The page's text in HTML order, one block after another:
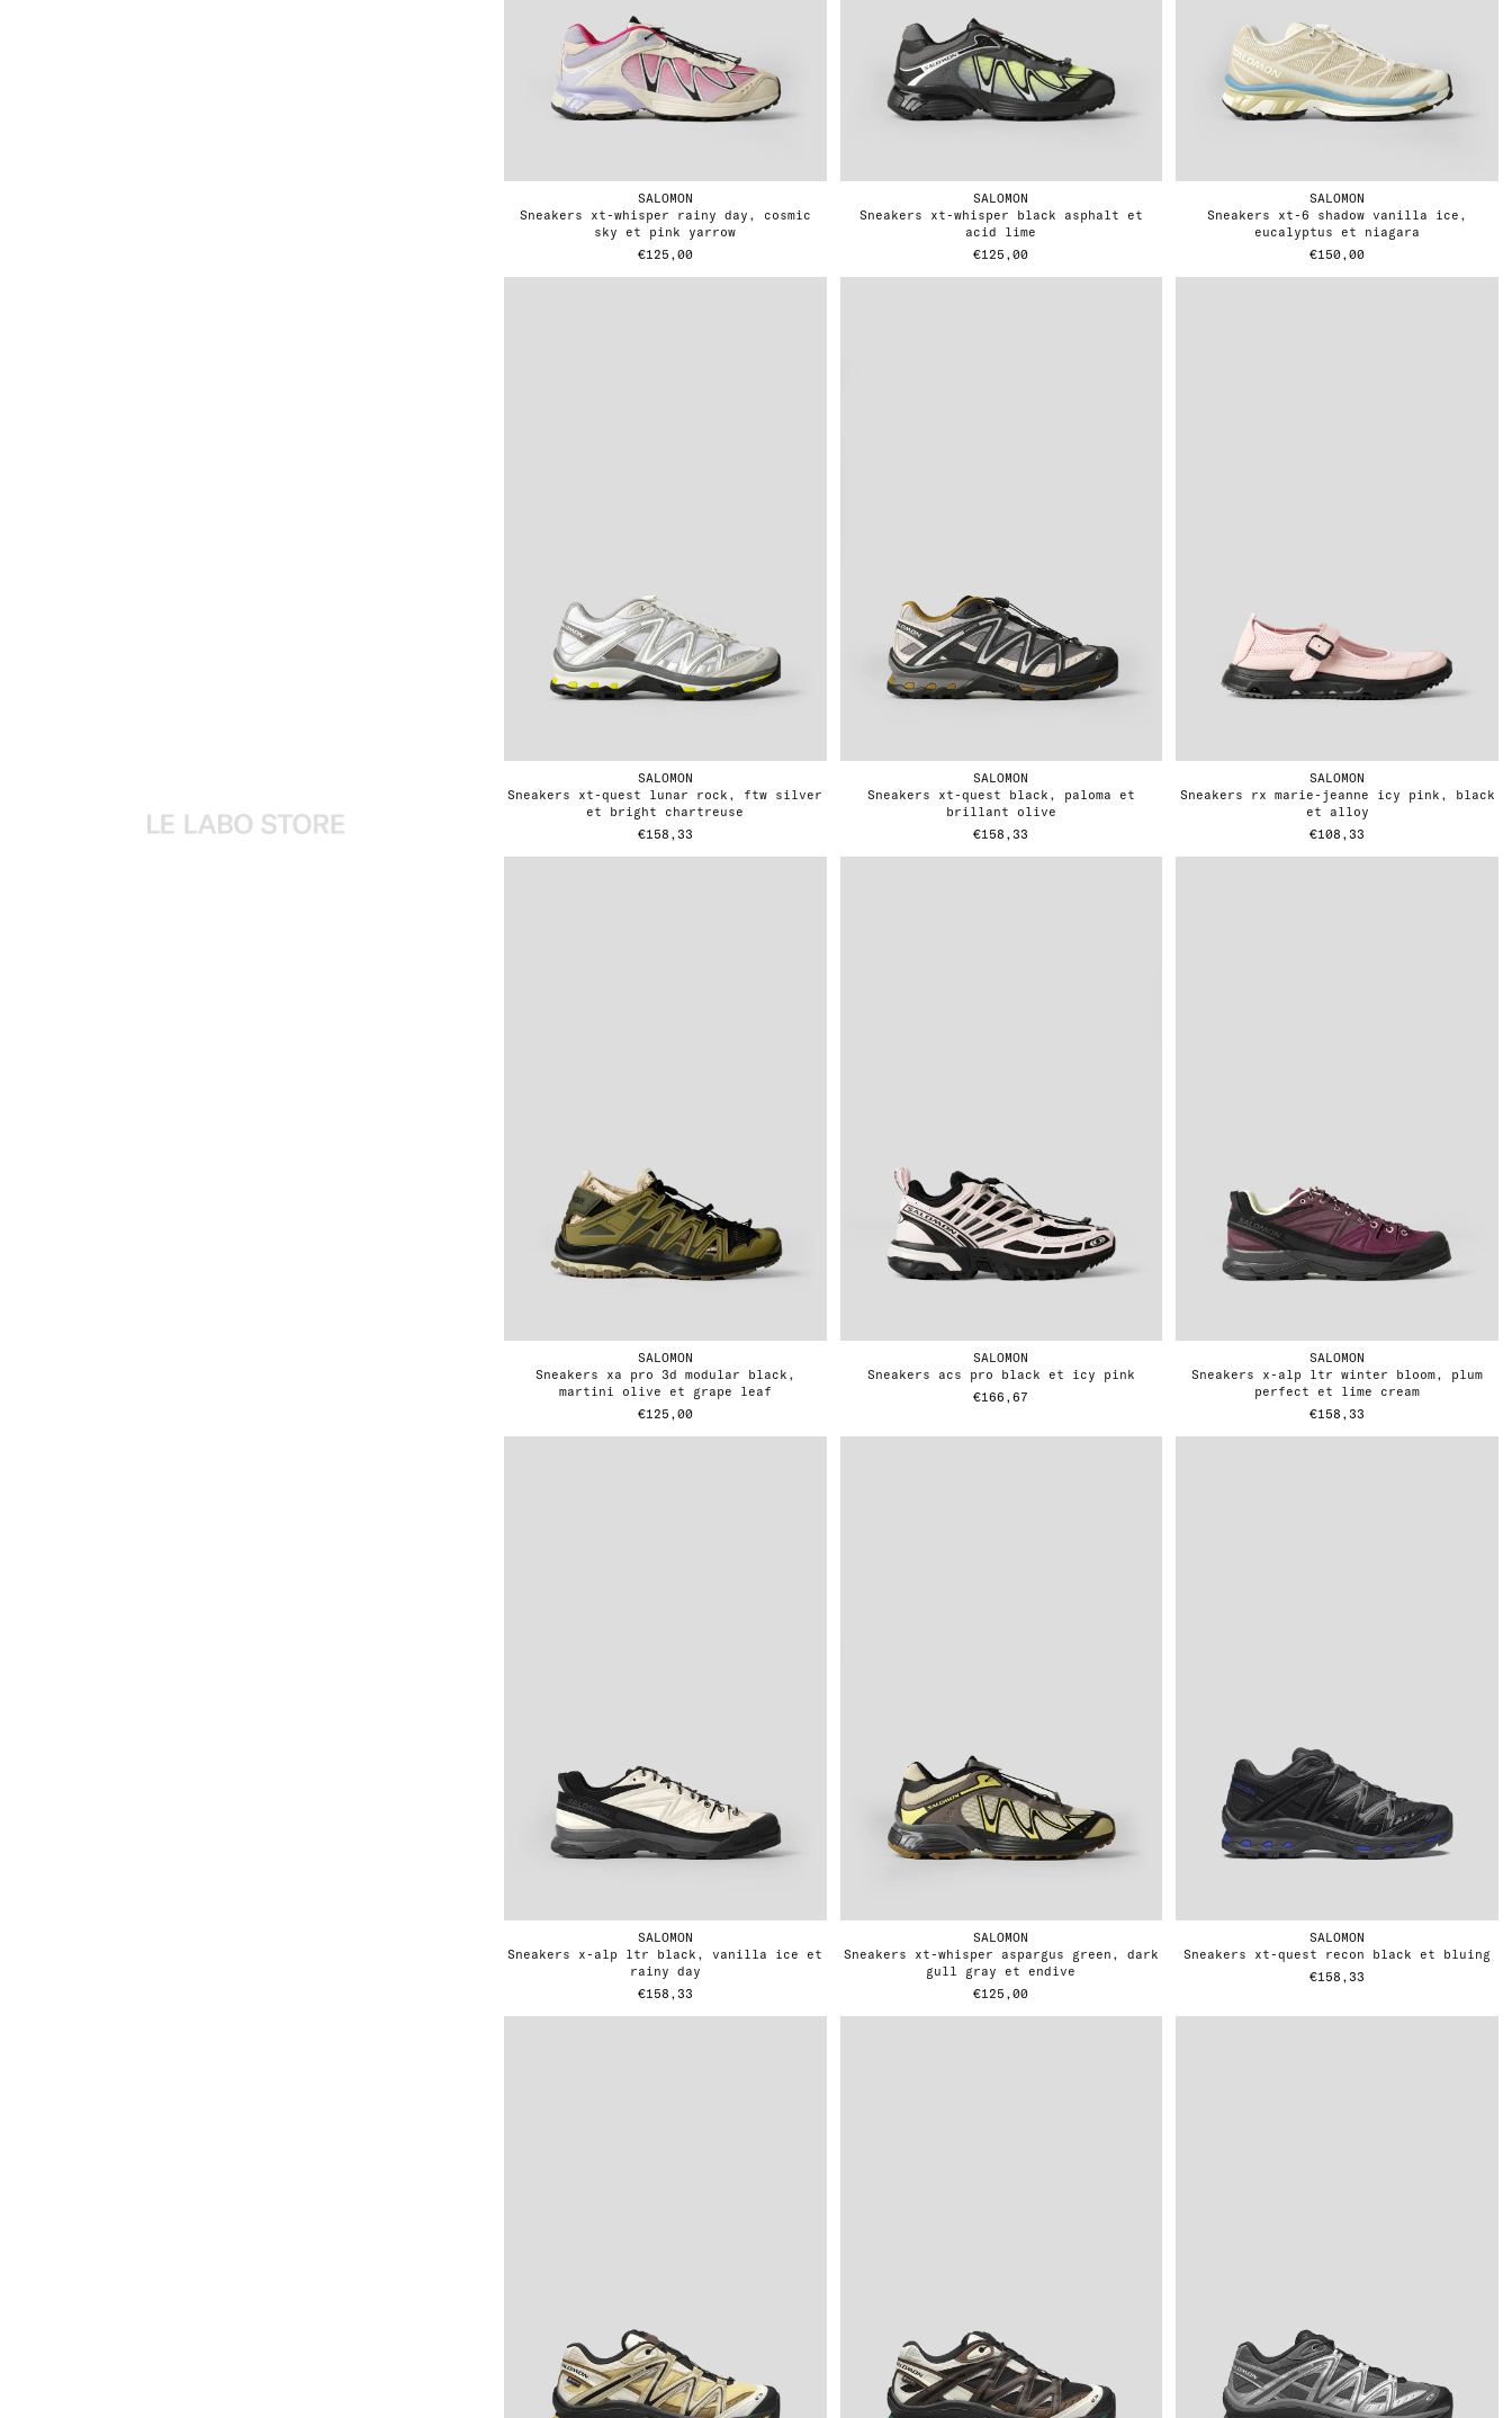
SALOMON
sneakers xt-whisper rainy day, cosmic
sky et pink yarrow
€125,00
SALOMON
sneakers xt-whisper black asphalt et
acid lime
€125,00
SALOMON
sneakers xt-6 shadow vanilla ice,
eucalyptus et niagara
€150,00
SALOMON
sneakers xt-quest lunar rock, ftw silver
et bright chartreuse
€158,33
SALOMON
sneakers xt-quest black, paloma et
brillant olive
€158,33
SALOMON
sneakers rx marie-jeanne icy pink, black
et alloy
€108,33
SALOMON
sneakers xa pro 3d modular black,
martini olive et grape leaf
€125,00
SALOMON
sneakers acs pro black et icy pink
€166,67
SALOMON
sneakers x-alp ltr winter bloom, plum
perfect et lime cream
€158,33
SALOMON
sneakers x-alp ltr black, vanilla ice et
rainy day
€158,33
SALOMON
sneakers xt-whisper aspargus green, dark
gull gray et endive
€125,00
SALOMON
sneakers xt-quest recon black et bluing
€158,33